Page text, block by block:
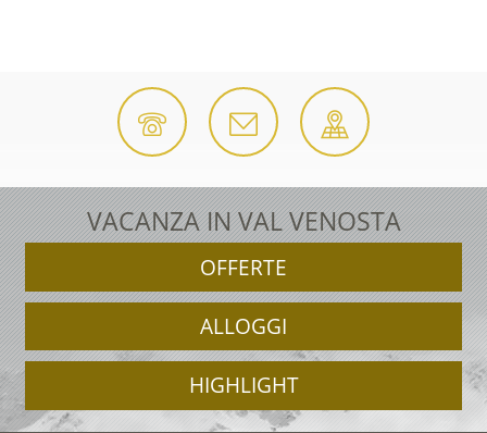
VACANZA IN VAL VENOSTA
OFFERTE
ALLOGGI
HIGHLIGHT